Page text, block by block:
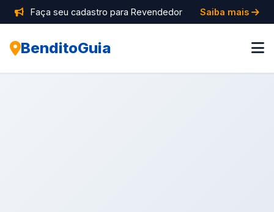
Faça seu cadastro para Revendedor Saiba mais
BenditoGuia